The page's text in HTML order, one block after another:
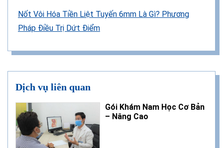
Nốt Vôi Hóa Tiền Liệt Tuyến 6mm Là Gì? Phương
Pháp Điều Trị Dứt Điểm
Dịch vụ liên quan
Gói Khám Nam Học Cơ Bản
– Nâng Cao